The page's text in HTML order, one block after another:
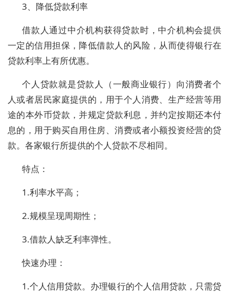
3、降低贷款利率
借款人通过中介机构获得贷款时，中介机构会提供
一定的信用担保，降低借款人的风险，从而使得银行在
贷款利率上有所优惠。
个人贷款就是贷款人（一般商业银行）向消费者个
人或者居民家庭提供的，用于个人消费、生产经营等用
途的本外币贷款，并规定贷款利息，并约定按期还本付
息的，用于购买自用住房、消费或者小额投资经营的贷
款。各家银行所提供的个人贷款不尽相同。
特点：
1.利率水平高；
2.规模呈现周期性；
3.借款人缺乏利率弹性。
快速办理：
1.个人信用贷款。办理银行的个人信用贷款，只需贷